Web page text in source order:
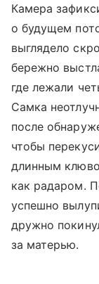
Камера
о будущем
выглядело
бережно
где лежали
Самка
после
чтобы
длинным
как радаром.
успешно
дружно
за матерью.